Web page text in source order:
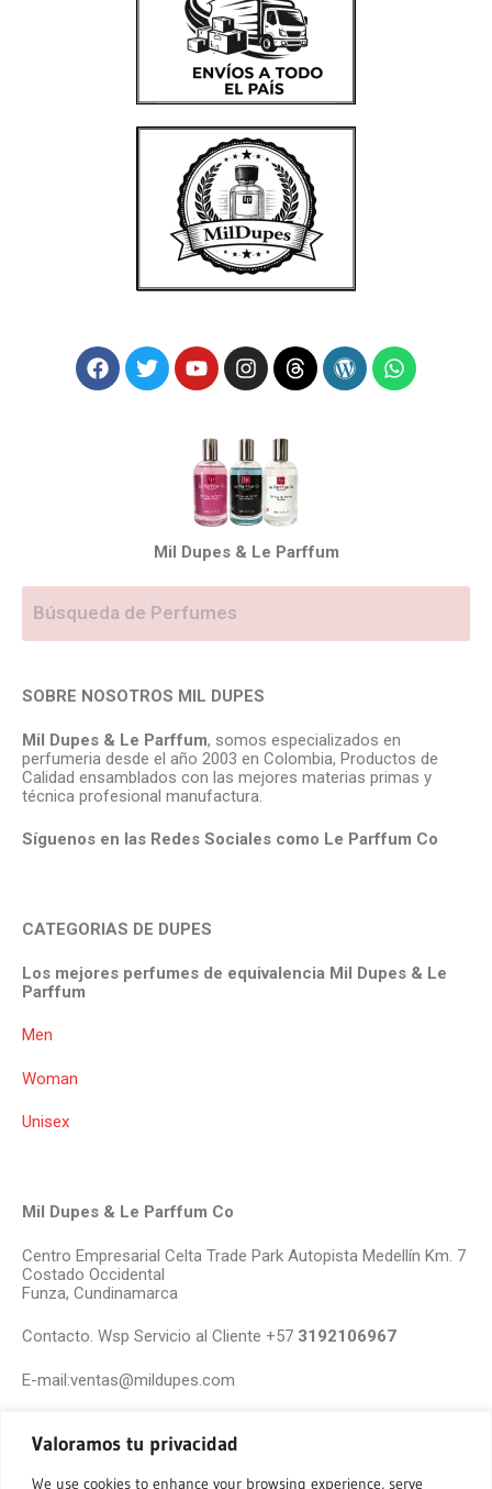
Valoramos tu privacidad
We use cookies to enhance your browsing experience, serve
Mil Dupes & Le Parffum
SOBRE NOSOTROS MIL DUPES
Mil Dupes & Le Parffum, somos especializados en
perfumeria desde el año 2003 en Colombia, Productos de
Calidad ensamblados con las mejores materias primas y
técnica profesional manufactura.
Síguenos en las Redes Sociales como Le Parffum Co
CATEGORIAS DE DUPES
Los mejores perfumes de equivalencia Mil Dupes & Le
Parffum
Men
Woman
Unisex
Mil Dupes & Le Parffum Co
Centro Empresarial Celta Trade Park Autopista Medellín Km. 7
Costado Occidental
Funza, Cundinamarca
Contacto. Wsp Servicio al Cliente +57 3192106967
E-mail:ventas@mildupes.com